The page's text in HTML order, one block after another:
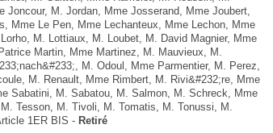
M. Jordan, Mme Josserand, Mme Joubert,
Mme Le Pen, Mme Lechanteux, Mme Lechon, Mme
M. Lottiaux, M. Loubet, M. David Magnier, Mme
Martin, Mme Martinez, M. Mauvieux, M.
M. Odoul, Mme Parmentier, M. Perez,
M. Renault, Mme Rimbert, M. Rivi&#232;re, Mme
Sabatini, M. Sabatou, M. Salmon, M. Schreck, Mme
Tesson, M. Tivoli, M. Tomatis, M. Tonussi, M.
1ER BIS - Retiré